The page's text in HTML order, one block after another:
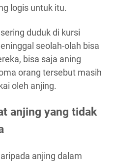
logis untuk itu.
duduk di kursi
seolah-olah bisa
bisa saja aning
orang tersebut masih
oleh anjing.
anjing yang tidak
anjing dalam